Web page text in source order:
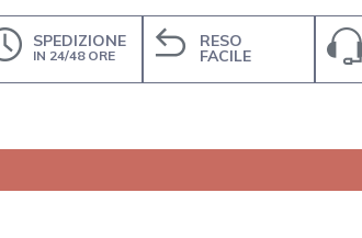
SPEDIZIONE
IN 24/48 ORE
RESO
FACILE